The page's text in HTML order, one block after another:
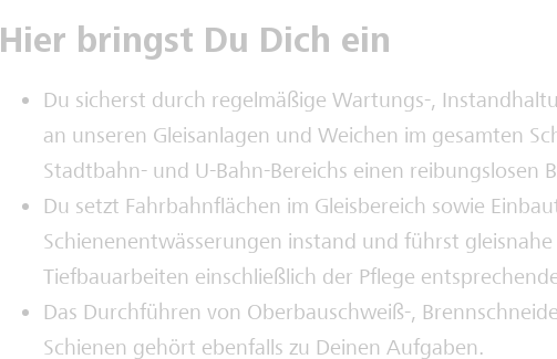
Hier bringst Du Dich ein
Du sicherst durch regelmäßige Wartungs-,
an unseren Gleisanlagen und Weichen im gesamten
Stadtbahn- und U-Bahn-Bereichs einen reibungslosen
Du setzt Fahrbahnflächen im Gleisbereich sowie
Schienenentwässerungen instand und führst
Tiefbauarbeiten einschließlich der Pflege
Das Durchführen von Oberbauschweiß-,
Schienen gehört ebenfalls zu Deinen Aufgaben.